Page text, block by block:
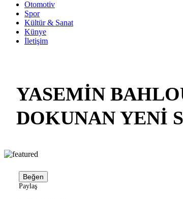
Otomotiv
Spor
Kültür & Sanat
Künye
İletişim
YASEMİN
DOKUNAN YENİ
Beğen
Paylaş